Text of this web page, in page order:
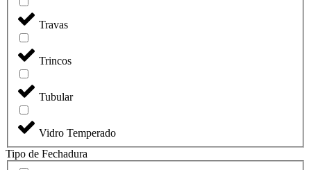
Travas
Trincos
Tubular
Vidro Temperado
Tipo de Fechadura